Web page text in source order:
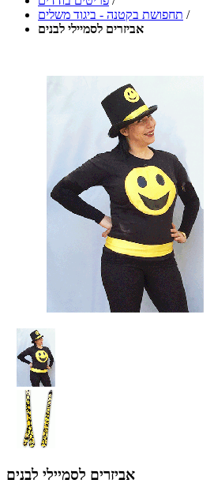
תחפושת בקטנה - ביגוד משלים /
אביזרים לסמיילי לבנים
אביזרים לסמיילי לבנים